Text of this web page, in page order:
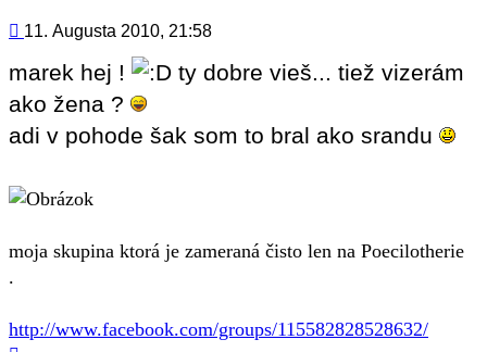
Príspevok
11. Augusta 2010, 21:58
marek hej !
ty dobre vieš... tiež vizerám
ako žena ?
adi v pohode šak som to bral ako srandu
moja skupina ktorá je zameraná čisto len na Poecilotherie
.
http://www.facebook.com/groups/115582828528632/